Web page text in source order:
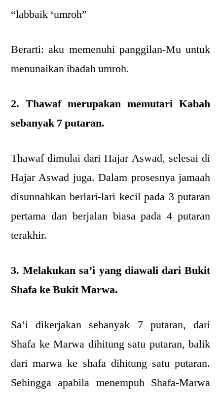
“labbaik ‘umroh”
Berarti: aku memenuhi panggilan-Mu untuk
menunaikan ibadah umroh.
2. Thawaf merupakan memutari Kabah
sebanyak 7 putaran.
Thawaf dimulai dari Hajar Aswad, selesai di
Hajar Aswad juga. Dalam prosesnya jamaah
disunnahkan berlari-lari kecil pada 3 putaran
pertama dan berjalan biasa pada 4 putaran
terakhir.
3. Melakukan sa’i yang diawali dari Bukit
Shafa ke Bukit Marwa.
Sa’i dikerjakan sebanyak 7 putaran, dari
Shafa ke Marwa dihitung satu putaran, balik
dari marwa ke shafa dihitung satu putaran.
Sehingga apabila menempuh Shafa-Marwa